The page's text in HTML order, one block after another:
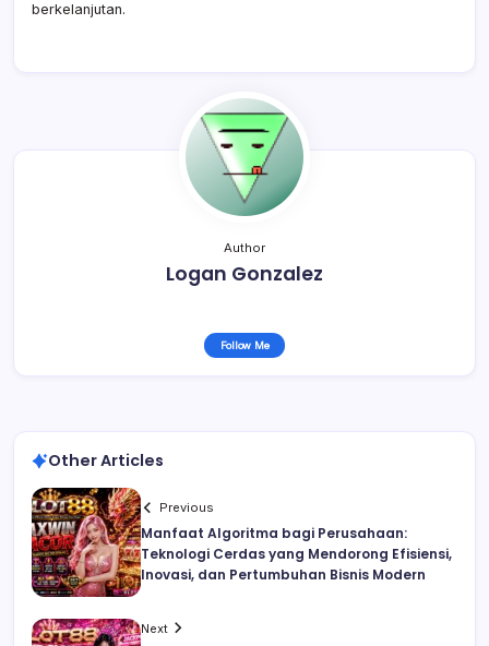
berkelanjutan.
Author
Logan Gonzalez
Follow Me
Other Articles
Previous
Manfaat Algoritma bagi Perusahaan:
Teknologi Cerdas yang Mendorong Efisiensi,
Inovasi, dan Pertumbuhan Bisnis Modern
Next